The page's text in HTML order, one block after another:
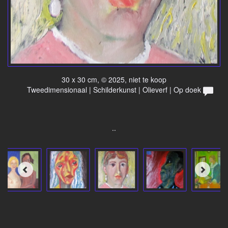
30 x 30 cm, © 2025, niet te koop
Tweedimensionaal | Schilderkunst | Olieverf | Op doek
..